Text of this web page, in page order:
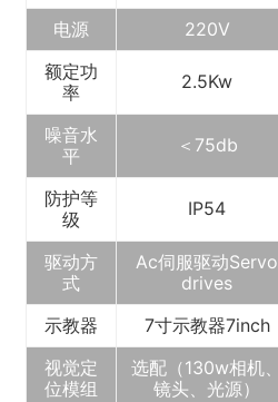
电源 220V
额定功
率
2.5Kw
噪音水
平
＜75db
防护等
级
IP54
驱动方
式
Ac伺服驱动Servo
drives
示教器
7寸示教器7inch
视觉定
位模组
选配（130w相机、
镜头、光源）